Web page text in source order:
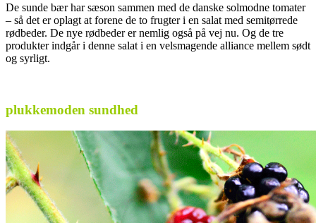
De sunde bær har sæson sammen med de danske solmodne tomater
– så det er oplagt at forene de to frugter i en salat med semitørrede
rødbeder. De nye rødbeder er nemlig også på vej nu. Og de tre
produkter indgår i denne salat i en velsmagende alliance mellem sødt
og syrligt.
plukkemoden sundhed